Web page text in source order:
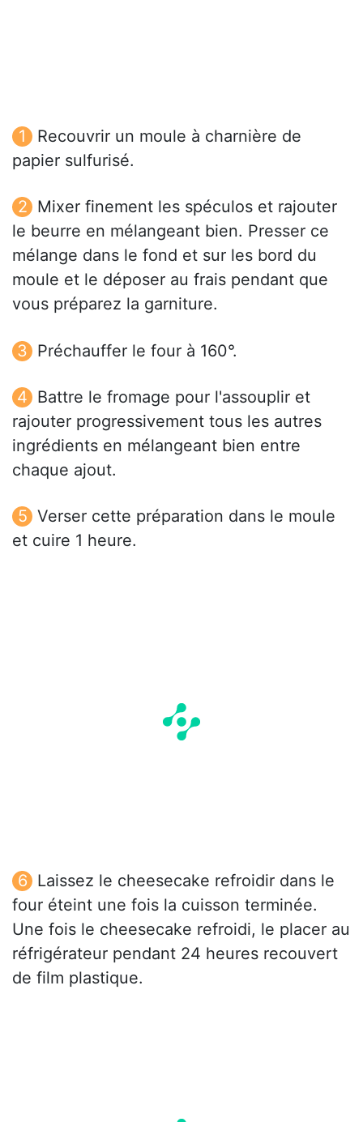
Recouvrir un moule à charnière de
papier sulfurisé.
Mixer finement les spéculos et rajouter
le beurre en mélangeant bien. Presser ce
mélange dans le fond et sur les bord du
moule et le déposer au frais pendant que
vous préparez la garniture.
Préchauffer le four à 160°.
Battre le fromage pour l'assouplir et
rajouter progressivement tous les autres
ingrédients en mélangeant bien entre
chaque ajout.
Verser cette préparation dans le moule
et cuire 1 heure.
Laissez le cheesecake refroidir dans le
four éteint une fois la cuisson terminée.
Une fois le cheesecake refroidi, le placer au
réfrigérateur pendant 24 heures recouvert
de film plastique.